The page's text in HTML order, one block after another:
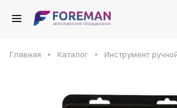
Главная Каталог Инструмент